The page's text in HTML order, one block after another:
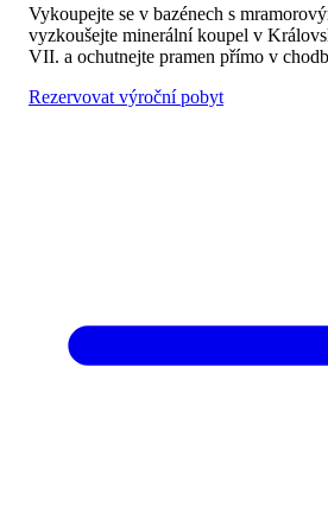
Vykoupejte se v bazénech s
vyzkoušejte minerální koupel v
VII. a ochutnejte pramen přímo v
Rezervovat výroční pobyt